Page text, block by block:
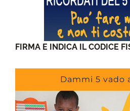
FIRMA E INDICA IL CODICE
Dammi 5 vado